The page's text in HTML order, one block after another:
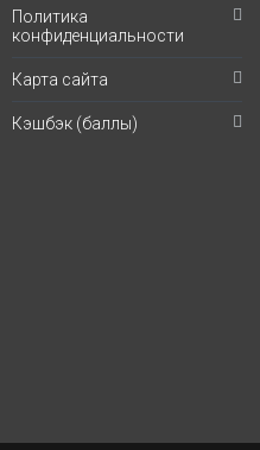
Политика
конфиденциальности
Карта сайта
Кэшбэк (баллы)